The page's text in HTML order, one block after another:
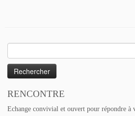
RENCONTRE
Echange convivial et ouvert pour répondre à